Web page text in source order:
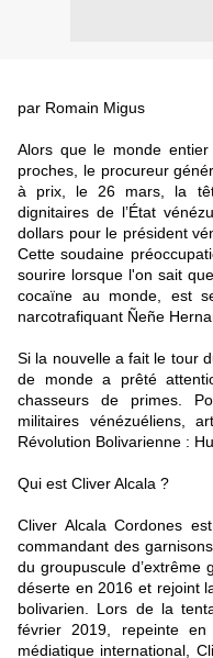
par Romain Migus
Alors que le monde
proches, le procureur
à prix, le 26 mars, la
dignitaires de l’État
dollars pour le président
Cette soudaine
sourire lorsque l'on sait
cocaïne au monde, est
narcotrafiquant Ñeñe
Si la nouvelle a fait le tour
de monde a prêté
chasseurs de primes.
militaires vénézuéliens,
Révolution Bolivarienne :
Qui est Cliver Alcala ?
Cliver Alcala Cordones
commandant des
du groupuscule d’extrême
déserte en 2016 et rejoint
bolivarien. Lors de la
février 2019, repeinte
médiatique international,